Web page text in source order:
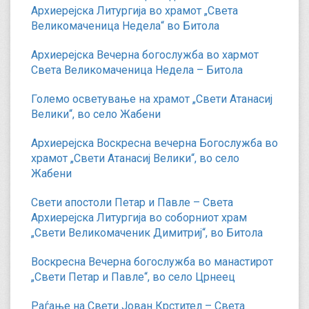
Архиерејска Литургија во храмот „Света
Великомаченица Недела“ во Битола
Архиерејска Вечерна богослужба во хармот
Света Великомаченица Недела – Битола
Големо осветување на храмот „Свети Атанасиј
Велики“, во село Жабени
Архиерејска Воскресна вечерна Богослужба во
храмот „Свети Атанасиј Велики“, во село
Жабени
Свети апостоли Петар и Павле – Света
Архиерејска Литургија во соборниот храм
„Свети Великомаченик Димитриј“, во Битола
Воскресна Вечерна богослужба во манастирот
„Свети Петар и Павле“, во село Црнеец
Раѓање на Свети Јован Крстител – Света